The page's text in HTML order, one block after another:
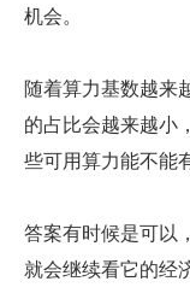
机会。
随着算力基数越来
的占比会越来越小
些可用算力能不能
答案有时候是可以
就会继续看它的经